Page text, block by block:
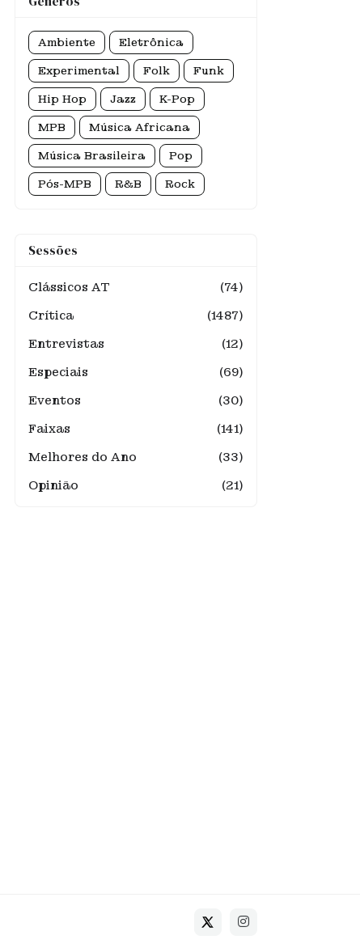
Ambiente Eletrônica
Experimental Folk Funk
Hip Hop Jazz K-Pop
MPB Música Africana
Música Brasileira Pop
Pós-MPB R&B Rock
Sessões
Clássicos AT
(74)
Crítica
(1487)
Entrevistas
(12)
Especiais
(69)
Eventos
(30)
Faixas
(141)
Melhores do Ano
(33)
Opinião
(21)